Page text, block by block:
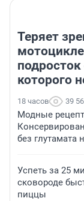
Теряет
которого
18 часов 39
Модные
без глутамата
Успеть за 25
сковороде
пиццы